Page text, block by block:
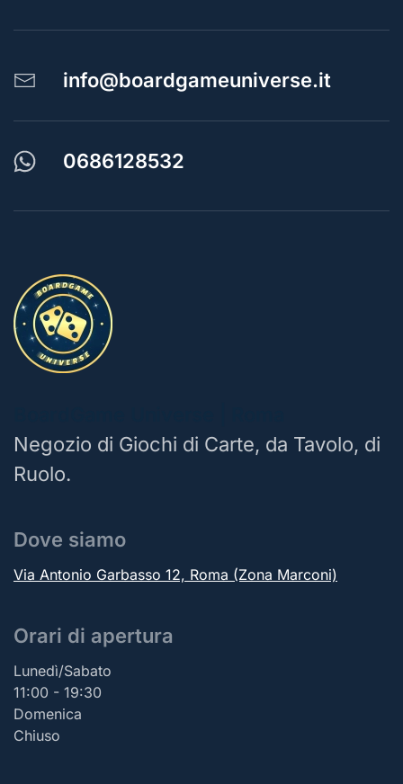
info@boardgameuniverse.it
0686128532
Negozio di Giochi di Carte, da Tavolo, di
Ruolo.
Dove siamo
Via Antonio Garbasso 12, Roma (Zona Marconi)
Orari di apertura
Lunedì/Sabato
11:00 - 19:30
Domenica
Chiuso